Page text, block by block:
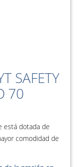
SAFETY
70
está dotada de
comodidad de